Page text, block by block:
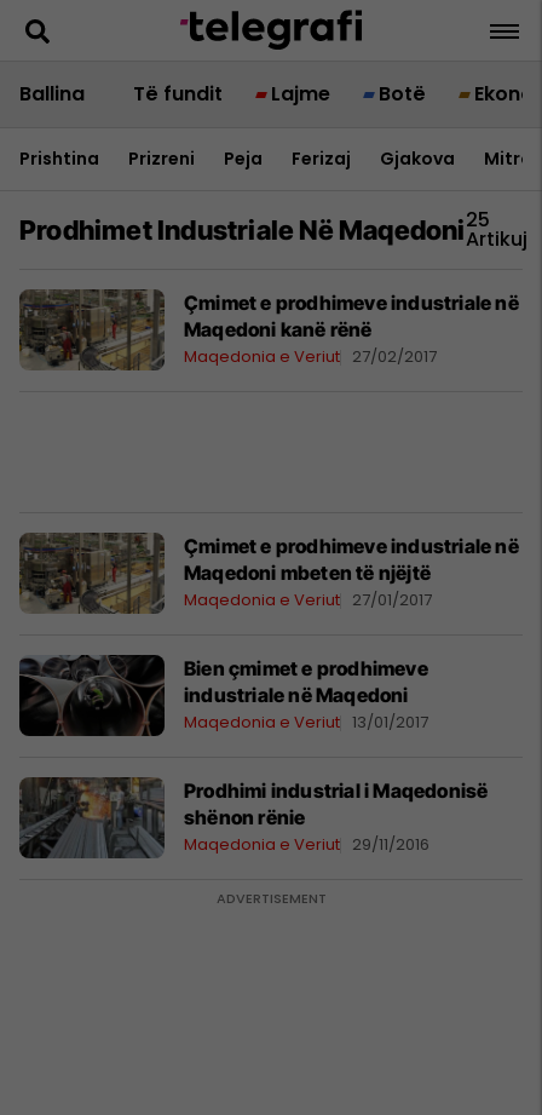
Ballina Të fundit Lajme Botë
Prishtina Prizreni Peja Ferizaj Gjakova
Prodhimet Industriale Në Maqedoni25
Artikuj
Çmimet e prodhimeve industriale në
Maqedoni kanë rënë
Maqedonia e Veriut 27/02/2017
Çmimet e prodhimeve industriale në
Maqedoni mbeten të njëjtë
Maqedonia e Veriut 27/01/2017
Bien çmimet e prodhimeve
industriale në Maqedoni
Maqedonia e Veriut 13/01/2017
Prodhimi industrial i Maqedonisë
shënon rënie
Maqedonia e Veriut 29/11/2016